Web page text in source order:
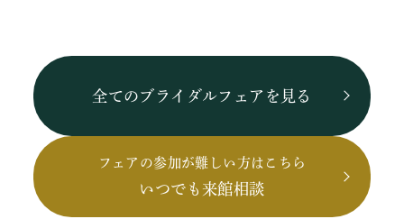
全てのブライダルフェアを見る
フェアの参加が難しい方はこちら
いつでも来館相談